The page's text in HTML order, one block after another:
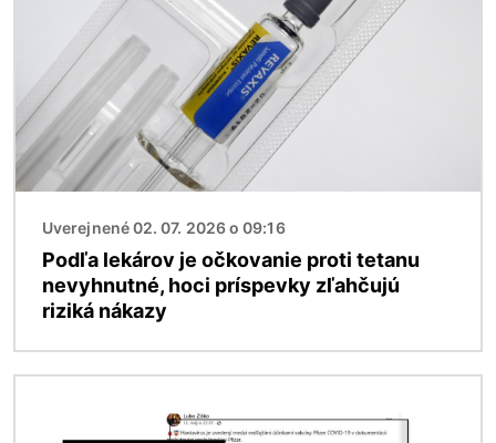
Uverejnené 02. 07. 2026 o 09:16
Podľa lekárov je očkovanie proti tetanu
nevyhnutné, hoci príspevky zľahčujú
riziká nákazy